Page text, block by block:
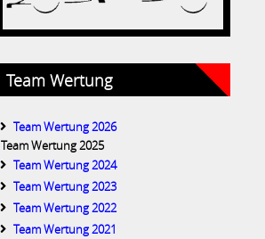
Team Wertung
Team Wertung 2026
Team Wertung 2025
Team Wertung 2024
Team Wertung 2023
Team Wertung 2022
Team Wertung 2021